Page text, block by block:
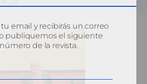
email y recibirás un correo
publiquemos el siguiente
número de la revista.